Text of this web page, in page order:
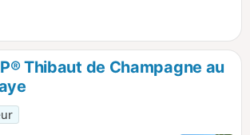
les vaches. Pas de
mais à éviter par
Thibaut de Champagne au